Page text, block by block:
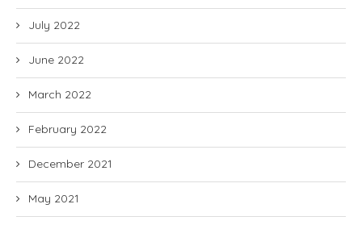
July 2022
June 2022
March 2022
February 2022
December 2021
May 2021